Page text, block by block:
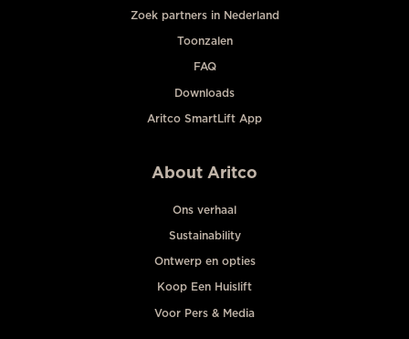
Zoek partners in Nederland
Toonzalen
FAQ
Downloads
Aritco SmartLift App
About Aritco
Ons verhaal
Sustainability
Ontwerp en opties
Koop Een Huislift
Voor Pers & Media